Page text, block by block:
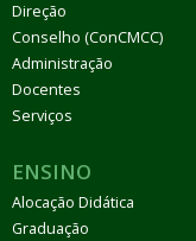
Direção
Conselho (ConCMCC)
Administração
Docentes
Serviços
ENSINO
Alocação Didática
Graduação